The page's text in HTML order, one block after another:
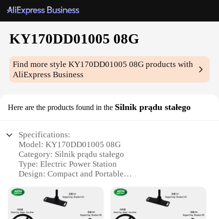
KY170DD01005 08G
Find more styleKY170DD01005 08G products with
AliExpress Business
Here are the products found in the Silnik prądu stałego
Specifications:
Model: KY170DD01005 08G
Category: Silnik prądu stałego
Type: Electric Power Station
Design: Compact and Portable
Capacity: Sufficient Power for Various Applications
Features: